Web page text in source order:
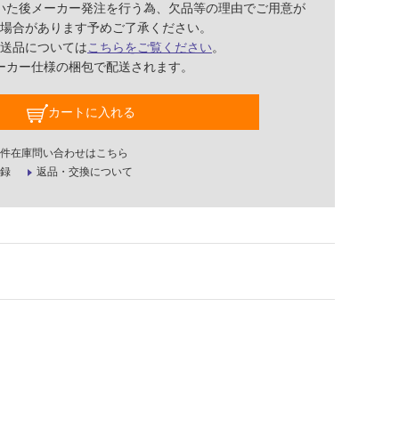
た後メーカー発注を行う為、欠品等の理由でご用意が
合があります予めご了承ください。
品についてはこちらをご覧ください。
ー仕様の梱包で配送されます。
カートに入れる
在庫問い合わせはこちら
返品・交換について